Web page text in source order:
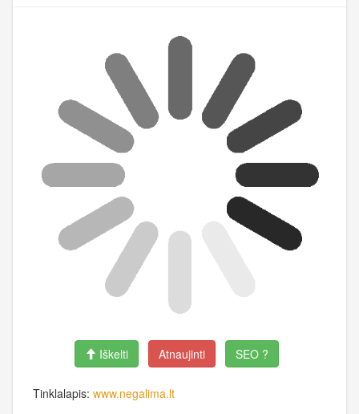
Iškelti Atnaujinti SEO ?
Tinklalapis: www.negalima.lt